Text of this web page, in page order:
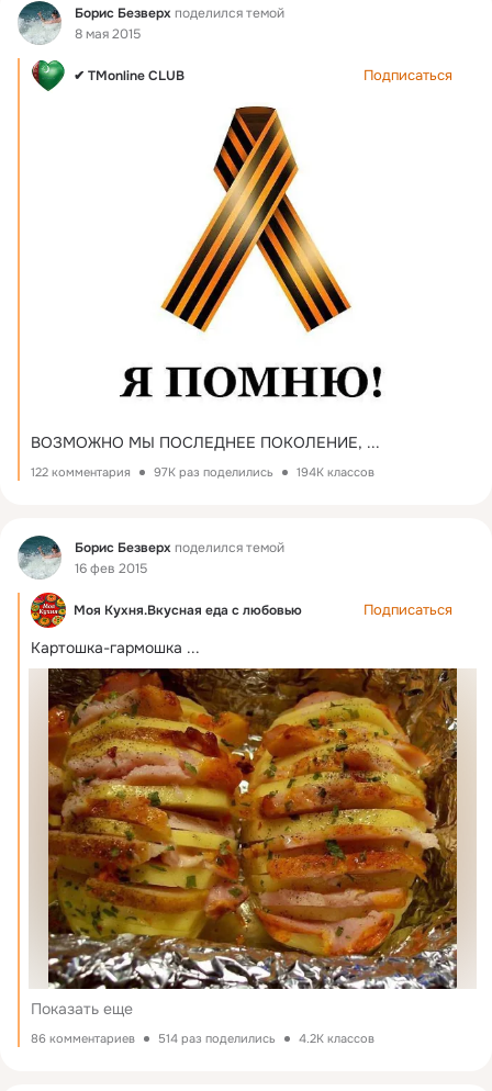
Фид Борис Безверхподелился темой
8 мая 2015
✔ TMonline CLUB Подписаться
ВОЗМОЖНО МЫ ПОСЛЕДНЕЕ ПОКОЛЕНИЕ, ...
122 комментария 97K раз поделились 194K классов
Фид Борис Безверхподелился темой
16 фев 2015
Моя Кухня.Bкусная еда с любовью Подписаться
Картошка-гармошка ...
Показать еще
86 комментариев 514 раз поделились 4.2K классов